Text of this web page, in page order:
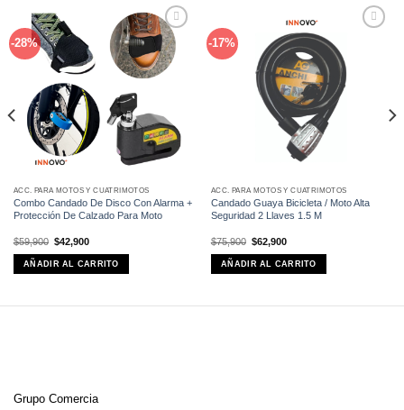
-28%
Añadir
a la
lista de
deseos
ACC. PARA MOTOS Y CUATRIMOTOS
Combo Candado De Disco Con Alarma +
Protección De Calzado Para Moto
$59,900 El
precio
original
era:
$59,900.
$42,900El
actual
es:
$42,900.
AÑADIR AL CARRITO
-17%
ACC. PARA MOTOS Y CUATRIMOTOS
Candado Guaya Bicicleta / Moto Alta
Seguridad 2 Llaves 1.5 M
$75,900 El
precio
original
era:
$75,900.
$62,900El
actual
es:
$62,900.
AÑADIR AL CARRITO
Grupo Comercia